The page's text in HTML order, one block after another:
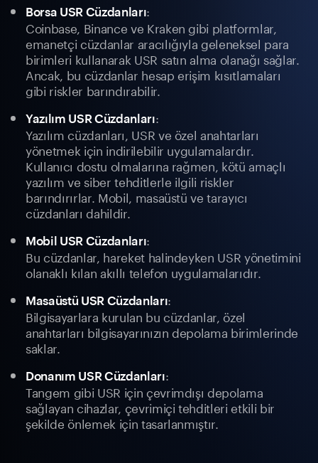
Borsa USR Cüzdanları:
Coinbase, Binance ve Kraken gibi platformlar,
emanetçi cüzdanlar aracılığıyla geleneksel para
birimleri kullanarak USR satın alma olanağı sağlar.
Ancak, bu cüzdanlar hesap erişim kısıtlamaları
gibi riskler barındırabilir.
Yazılım USR Cüzdanları:
Yazılım cüzdanları, USR ve özel anahtarları
yönetmek için indirilebilir uygulamalardır.
Kullanıcı dostu olmalarına rağmen, kötü amaçlı
yazılım ve siber tehditlerle ilgili riskler
barındırırlar. Mobil, masaüstü ve tarayıcı
cüzdanları dahildir.
Mobil USR Cüzdanları:
Bu cüzdanlar, hareket halindeyken USR yönetimini
olanaklı kılan akıllı telefon uygulamalarıdır.
Masaüstü USR Cüzdanları:
Bilgisayarlara kurulan bu cüzdanlar, özel
anahtarları bilgisayarınızın depolama birimlerinde
saklar.
Donanım USR Cüzdanları:
Tangem gibi USR için çevrimdışı depolama
sağlayan cihazlar, çevrimiçi tehditleri etkili bir
şekilde önlemek için tasarlanmıştır.